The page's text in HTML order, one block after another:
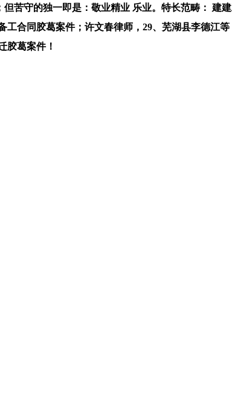
苦守的独一即是：敬业精业 乐业。特长范畴： 建
合同胶葛案件；许文春律师，29、芜湖县李德江
胶葛案件！